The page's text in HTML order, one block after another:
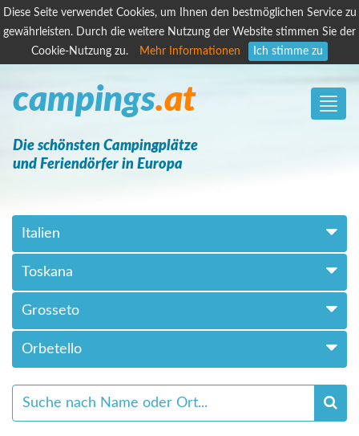
Diese Seite verwendet Cookies, um Ihnen den bestmöglichen Service zu
gewährleisten. Durch die weitere Nutzung der Website stimmen Sie der
Cookie-Nutzung zu.
Mehr Informationen Ich stimme zu
Toggle
campings.at
Die schönsten Campingplätze
und Feriendörfer in Europa
Italien
Toskana
Grosseto
Orbetello